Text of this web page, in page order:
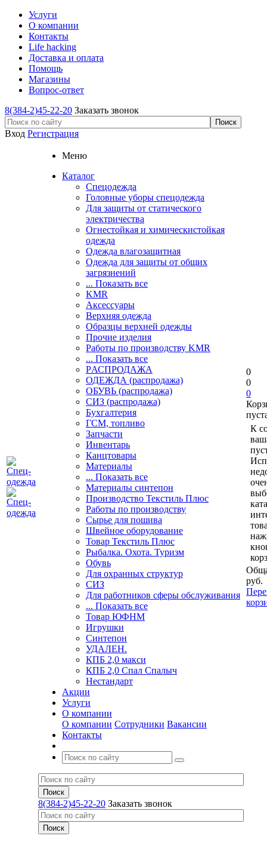
Услуги
О компании
Контакты
Life hacking
Доставка и оплата
Помощь
Магазины
Вопрос-ответ
8(384-2)45-22-20 Заказать звонок
Вход Регистрация
Меню
Каталог
Спецодежда
Головные уборы спецодежда
Для защиты от статического
электричества
Огнестойкая и химическистойкая
одежда
Одежда влагозащитная
Одежда для защиты от общих
загрязнений
... Показать все
KMR
Аксессуары
Верхняя одежда
Образцы верхней одежды
Прочие изделия
Работы по производству KMR
... Показать все
PАСПРОДАЖА
ОДЕЖДА (распродажа)
ОБУВЬ (распродажа)
СИЗ (распродажа)
Бухгалтерия
ГСМ, топливо
Запчасти
Инвентарь
Канцтовары
Материалы
... Показать все
Материалы синтепон
Производство Текстиль Плюс
Работы по производству
Сырье для пошива
Швейное оборудование
Товар Текстиль Плюс
Рыбалка. Охота. Туризм
Обувь
Для охранных структур
СИЗ
Для работников сферы обслуживания
... Показать все
Товар ЮФНМ
Игрушки
Синтепон
УДАЛЕН.
КПБ 2,0 макси
КПБ 2,0 Спал Спалыч
Нестандарт
Акции
Услуги
О компании
О компании Сотрудники Вакансии
Контакты
8(384-2)45-22-20 Заказать звонок
0
0
0
К
руб.